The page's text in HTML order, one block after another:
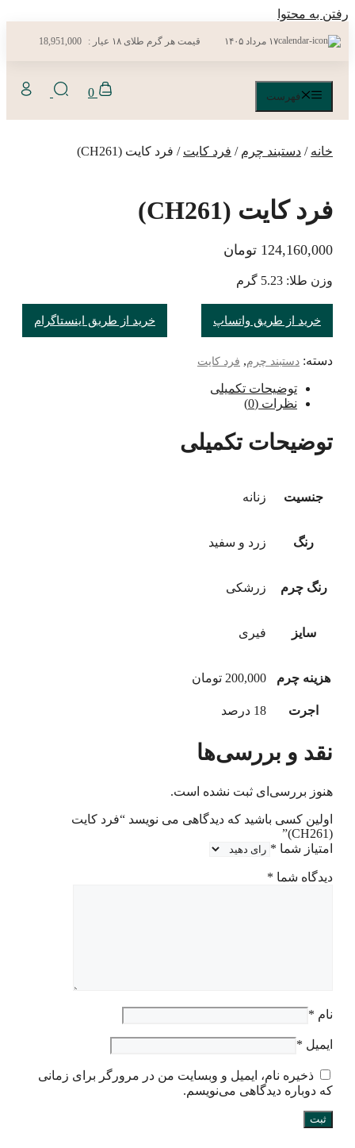
رفتن به محتوا
۱۷ مرداد ۱۴۰۵ قیمت هر گرم طلای ۱۸ عیار : 18,951,000
0 فهرست
خانه / دستبند چرم / فرد کایت / فرد کایت (CH261)
فرد کایت (CH261)
124,160,000 تومان
وزن طلا: 5.23 گرم
خرید از طریق واتساپ خرید از طریق اینستاگرام
دسته: دستبند چرم, فرد کایت
توضیحات تکمیلی
نظرات (0)
توضیحات تکمیلی
جنسیت زنانه
رنگ زرد و سفید
رنگ چرم زرشکی
سایز فیری
هزینه چرم 200,000 تومان
اجرت 18 درصد
نقد و بررسی‌ها
هنوز بررسی‌ای ثبت نشده است.
اولین کسی باشید که دیدگاهی می نویسد “فرد کایت
(CH261)”
امتیاز شما *
دیدگاه شما *
نام *
ایمیل *
ذخیره نام، ایمیل و وبسایت من در مرورگر برای زمانی
که دوباره دیدگاهی می‌نویسم.